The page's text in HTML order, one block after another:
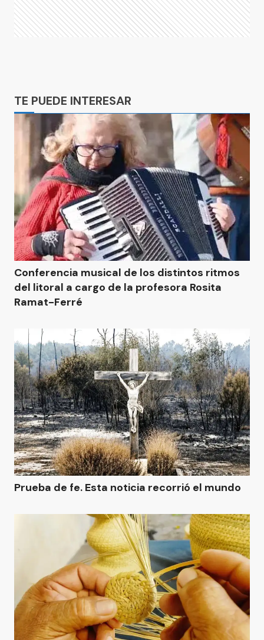
TE PUEDE INTERESAR
Conferencia musical de los distintos ritmos
del litoral a cargo de la profesora Rosita
Ramat-Ferré
Prueba de fe. Esta noticia recorrió el mundo